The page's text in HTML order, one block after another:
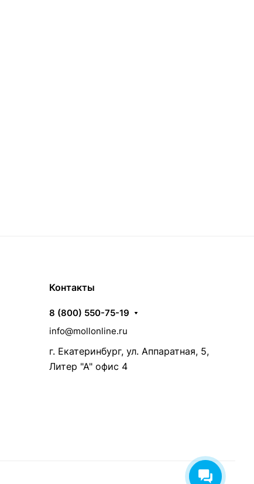
Контакты
8 (800) 550-75-19
info@mollonline.ru
г. Екатеринбург, ул. Аппаратная, 5,
Литер "А" офис 4